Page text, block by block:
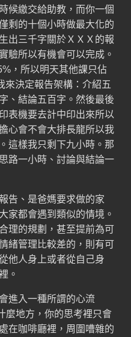
候繳交給助教，而你一個
剩的十個小時做最大化的
出三千字關於ＸＸＸ的報
驗所以有機會可以完成。
，所以明天其他課只佔
來決定報告架構：介紹五
、結論五百字。然後最後
表機要去計中印出來所以
心會不會大排長龍所以我
這樣我只剩下九小時。那
路一小時、討論與結論一
告、是爸媽要求做的家
家都會遇到類似的情境。
理的規劃，甚至提前為可
緒管理比較差的，則有可
他人身上或者從自己身
。
進入一種所謂的心流
麼地方，你的思考裡只會
在咖啡廳裡，周圍嘈雜的